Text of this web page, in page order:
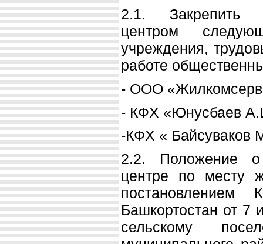
2.1. Закрепить
центром
учреждения,
работе
- ООО
- КФХ «Юнусбаев
-КФХ « Байсуваков
2.2. Положение о
центре по месту
постановлением
Башкортостан от 7
сельскому